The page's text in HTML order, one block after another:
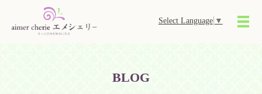
Select Language ▼
メ
BLOG